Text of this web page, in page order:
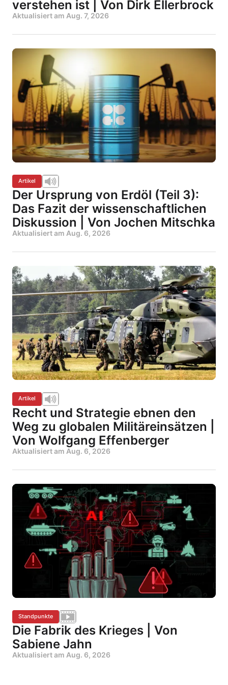
verstehen ist | Von Dirk Ellerbrock
Aktualisiert am Aug. 7, 2026
Artikel
Der Ursprung von Erdöl (Teil 3):
Das Fazit der wissenschaftlichen
Diskussion | Von Jochen Mitschka
Aktualisiert am Aug. 6, 2026
Artikel
Recht und Strategie ebnen den
Weg zu globalen Militäreinsätzen |
Von Wolfgang Effenberger
Aktualisiert am Aug. 6, 2026
Standpunkte
Die Fabrik des Krieges | Von
Sabiene Jahn
Aktualisiert am Aug. 6, 2026